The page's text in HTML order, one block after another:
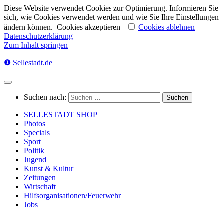
Diese Website verwendet Cookies zur Optimierung. Informieren Sie
sich, wie Cookies verwendet werden und wie Sie Ihre Einstellungen
ändern können. Cookies akzeptieren
Cookies ablehnen
Datenschutzerklärung
Zum Inhalt springen
❶ Sellestadt.de
Suchen nach:
SELLESTADT SHOP
Photos
Specials
Sport
Politik
Jugend
Kunst & Kultur
Zeitungen
Wirtschaft
Hilfsorganisationen/Feuerwehr
Jobs